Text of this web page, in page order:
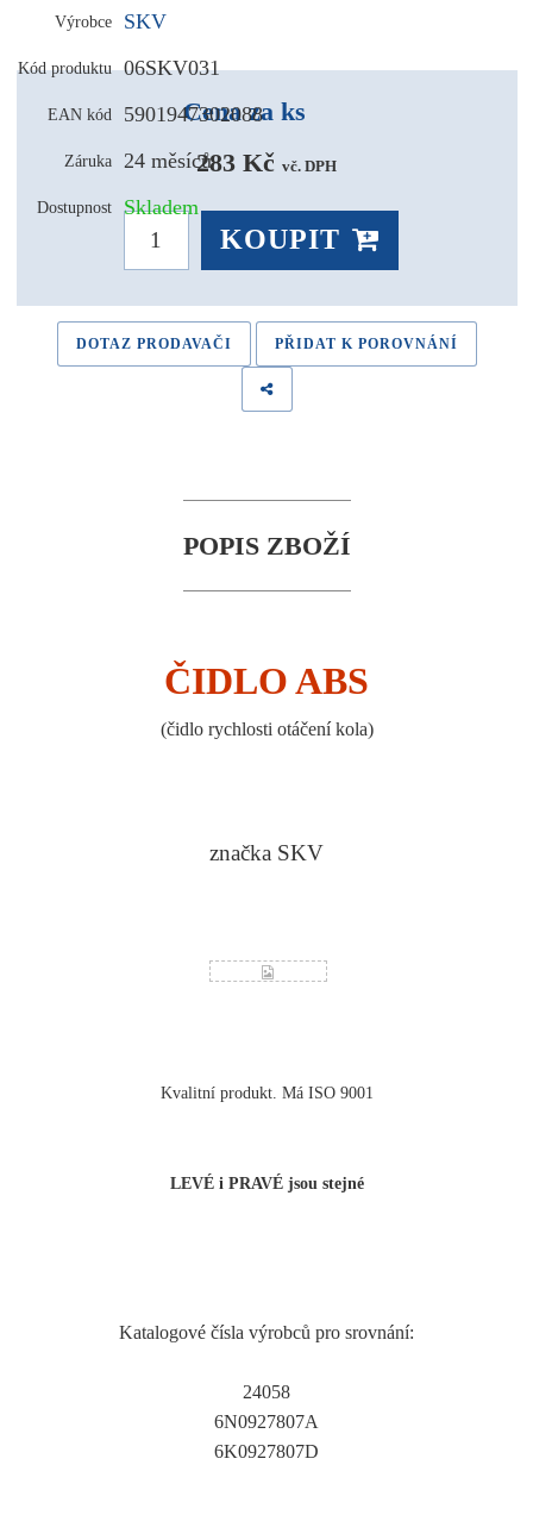
Výrobce SKV
Kód produktu 06SKV031
EAN kód 5901947302088
Záruka 24 měsíců
Dostupnost Skladem
Cena za ks
283 Kč vč. DPH
KOUPIT
DOTAZ PRODAVAČI PŘIDAT K POROVNÁNÍ
POPIS ZBOŽÍ
ČIDLO ABS
(čidlo rychlosti otáčení kola)
značka SKV
Kvalitní produkt. Má ISO 9001
LEVÉ i PRAVÉ jsou stejné
Katalogové čísla výrobců pro srovnání:
24058
6N0927807A
6K0927807D